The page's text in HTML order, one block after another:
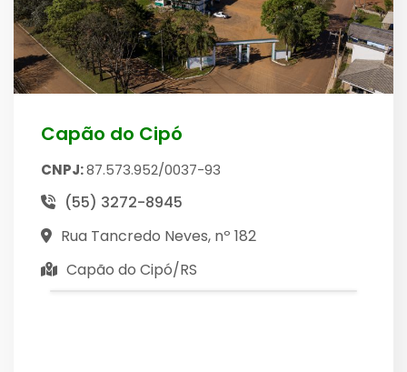
Capão do Cipó
CNPJ:87.573.952/0037-93
(55) 3272-8945
Rua Tancredo Neves, nº 182
Capão do Cipó/RS